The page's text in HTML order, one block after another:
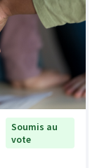
Soumis au
vote